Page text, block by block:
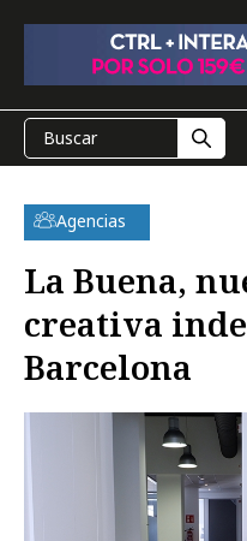
Agencias
La Buena,
creativa
Barcelona